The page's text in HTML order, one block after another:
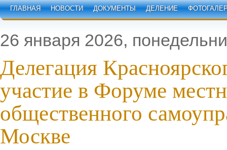
ГЛАВНАЯ НОВОСТИ ДОКУМЕНТЫ ДЕЛЕНИЕ
26 января 2026,
Делегация
участие в Форуме
общественного
Москве